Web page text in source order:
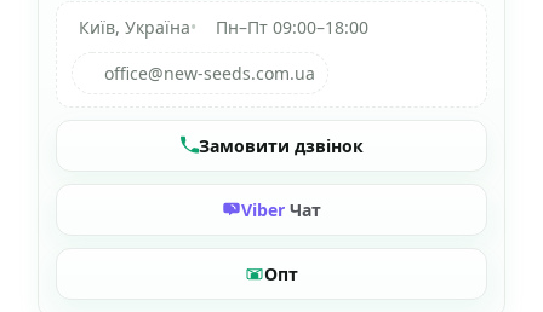
Київ, Україна•
Пн–Пт 09:00–18:00
office@new-seeds.com.ua
Замовити дзвінок
Viber Чат
Опт